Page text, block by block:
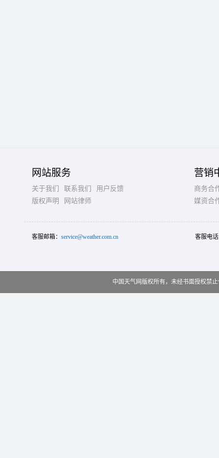
网站服务
关于我们 联系我们
用户反馈
版权声明
网站律师
营销
商务合
媒资合
客服邮箱： service@weather.com.cn 客服电
中国天气网版权所有，未经书面授权